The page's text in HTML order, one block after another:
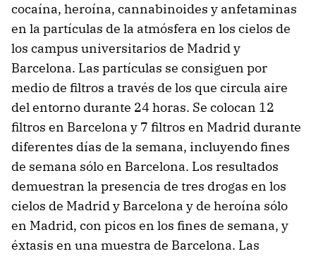
cocaína, heroína, cannabinoides y anfetaminas
en la partículas de la atmósfera en los cielos de
los campus universitarios de Madrid y
Barcelona. Las partículas se consiguen por
medio de filtros a través de los que circula aire
del entorno durante 24 horas. Se colocan 12
filtros en Barcelona y 7 filtros en Madrid durante
diferentes días de la semana, incluyendo fines
de semana sólo en Barcelona. Los resultados
demuestran la presencia de tres drogas en los
cielos de Madrid y Barcelona y de heroína sólo
en Madrid, con picos en los fines de semana, y
éxtasis en una muestra de Barcelona. Las